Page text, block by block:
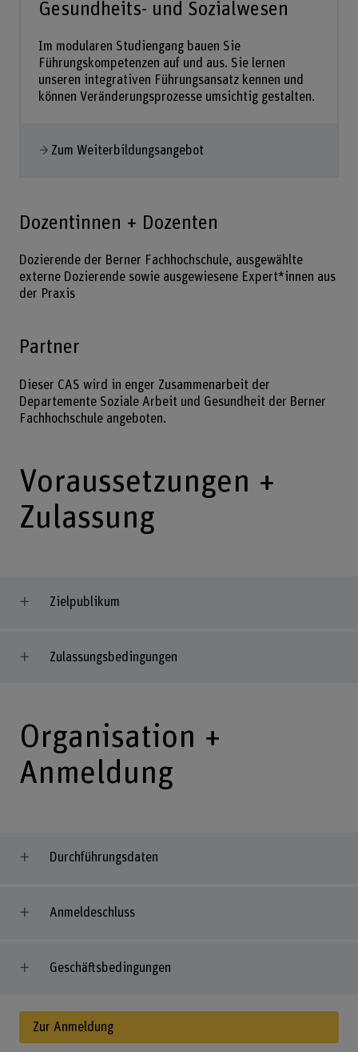
Gesundheits- und Sozialwesen
Im modularen Studiengang bauen Sie
Führungskompetenzen auf und aus. Sie lernen
unseren integrativen Führungsansatz kennen und
können Veränderungsprozesse umsichtig gestalten.
Zum Weiterbildungsangebot
Dozentinnen + Dozenten
Dozierende der Berner Fachhochschule, ausgewählte
externe Dozierende sowie ausgewiesene Expert*innen aus
der Praxis
Partner
Dieser CAS wird in enger Zusammenarbeit der
Departemente Soziale Arbeit und Gesundheit der Berner
Fachhochschule angeboten.
Voraussetzungen +
Zulassung
Zielpublikum
Zulassungsbedingungen
Organisation +
Anmeldung
Durchführungsdaten
Anmeldeschluss
Geschäftsbedingungen
Zur Anmeldung